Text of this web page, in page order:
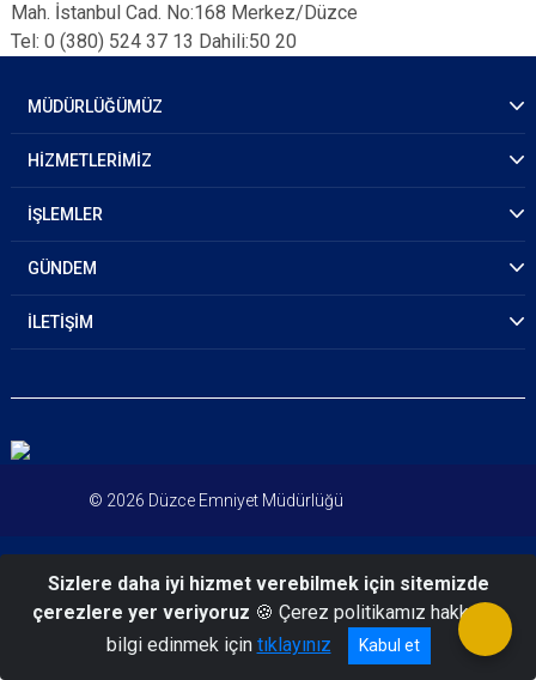
Mah. İstanbul Cad. No:168 Merkez/Düzce
Tel: ​0 (380) 524 37 13 Dahili:50 20
MÜDÜRLÜĞÜMÜZ
HİZMETLERİMİZ
İŞLEMLER
GÜNDEM
İLETİŞİM
© 2026 Düzce Emniyet Müdürlüğü
Sizlere daha iyi hizmet verebilmek için sitemizde
çerezlere yer veriyoruz 🍪 Çerez politikamız hakkında
bilgi edinmek için tıklayınız Kabul et